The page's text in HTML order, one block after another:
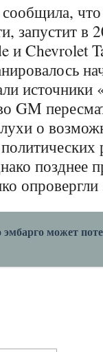
запустит в
и Chevrolet
источники
GM
о
позднее
может